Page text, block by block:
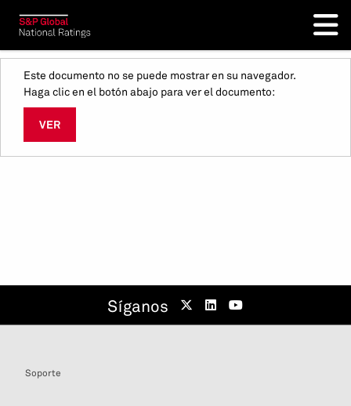
Este documento no se puede mostrar en su navegador.
Haga clic en el botón abajo para ver el documento:
VER
Síganos
Soporte